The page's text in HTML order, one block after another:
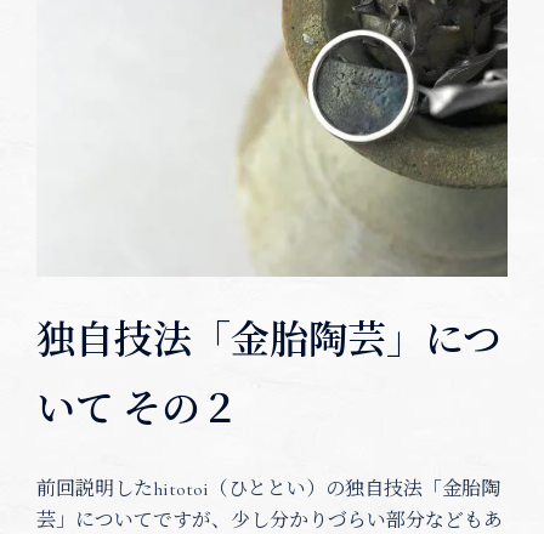
独自技法「金胎陶芸」につ
いて その２
前回説明したhitotoi（ひととい）の独自技法「金胎陶
芸」についてですが、少し分かりづらい部分などもあ